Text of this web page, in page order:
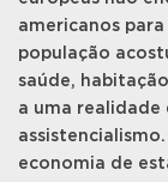
americanos para
população
saúde,
a uma realidade
economia de